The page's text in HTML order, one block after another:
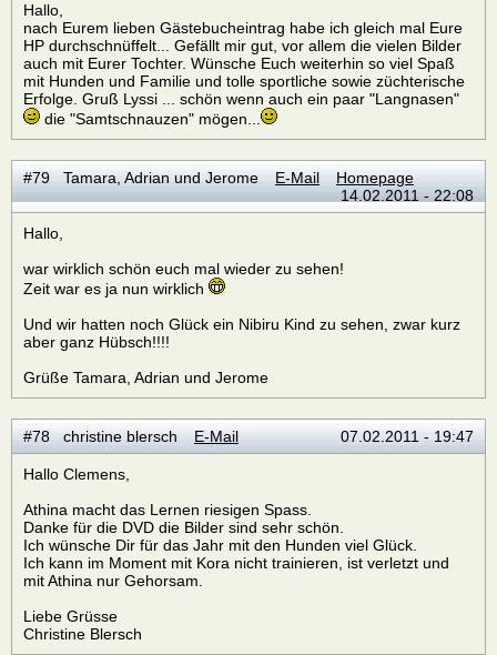
Hallo,
nach Eurem lieben Gästebucheintrag habe ich gleich mal Eure
HP durchschnüffelt... Gefällt mir gut, vor allem die vielen Bilder
auch mit Eurer Tochter. Wünsche Euch weiterhin so viel Spaß
mit Hunden und Familie und tolle sportliche sowie züchterische
Erfolge. Gruß Lyssi ... schön wenn auch ein paar "Langnasen"
die "Samtschnauzen" mögen...
#79 Tamara, Adrian und Jerome E-Mail
Homepage
14.02.2011 - 22:08
Hallo,
war wirklich schön euch mal wieder zu sehen!
Zeit war es ja nun wirklich
Und wir hatten noch Glück ein Nibiru Kind zu sehen, zwar kurz
aber ganz Hübsch!!!!
Grüße Tamara, Adrian und Jerome
#78 christine blersch E-Mail 07.02.2011 - 19:47
Hallo Clemens,
Athina macht das Lernen riesigen Spass.
Danke für die DVD die Bilder sind sehr schön.
Ich wünsche Dir für das Jahr mit den Hunden viel Glück.
Ich kann im Moment mit Kora nicht trainieren, ist verletzt und
mit Athina nur Gehorsam.
Liebe Grüsse
Christine Blersch